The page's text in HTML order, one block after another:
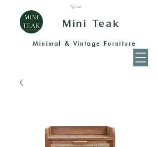
Mini Teak
Minimal & Vintage Furniture
Cart